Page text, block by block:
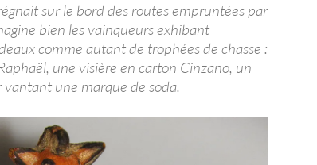
sur le bord des routes empruntées par
bien les vainqueurs exhibant
comme autant de trophées de chasse :
une visière en carton Cinzano, un
une marque de soda.